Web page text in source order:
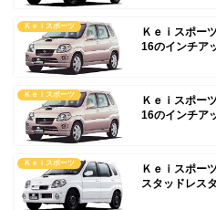
Ｋｅｉスポーツ
Ｋｅｉスポー
16のインチア
Ｋｅｉスポーツ
Ｋｅｉスポー
16のインチア
Ｋｅｉスポーツ
Ｋｅｉスポー
スタッドレス